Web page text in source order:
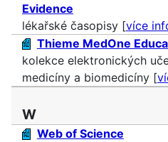
Evidence
lékařské časopisy [více
Thieme MedOne
kolekce elektronických
medicíny a biomedicíny [
W
Web of Science